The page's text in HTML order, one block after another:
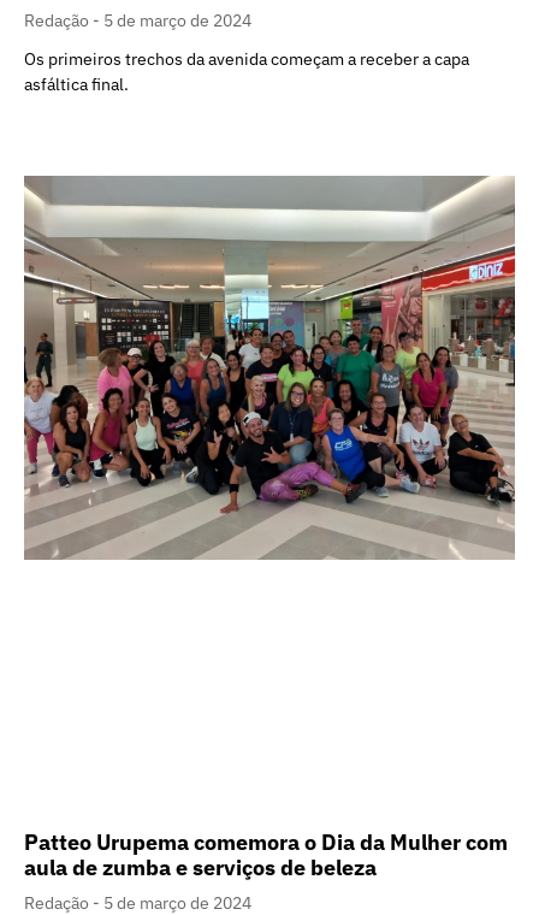
Redação
5 de março de 2024
Os primeiros trechos da avenida começam a receber a capa
asfáltica final.
Patteo Urupema comemora o Dia da Mulher com
aula de zumba e serviços de beleza
Redação
5 de março de 2024